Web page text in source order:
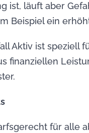
ist, läuft aber
Beispiel ein
Aktiv ist speziell
finanziellen
für alle